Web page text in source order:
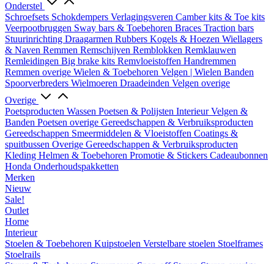
Onderstel
Schroefsets Schokdempers Verlagingsveren Camber kits & Toe kits
Veerpootbruggen Sway bars & Toebehoren Braces Traction bars
Stuurinrichting Draagarmen Rubbers Kogels & Hoezen Wiellagers
& Naven Remmen Remschijven Remblokken Remklauwen
Remleidingen Big brake kits Remvloeistoffen Handremmen
Remmen overige Wielen & Toebehoren Velgen | Wielen Banden
Spoorverbreders Wielmoeren Draadeinden Velgen overige
Overige
Poetsproducten Wassen Poetsen & Polijsten InterieurVelgen &
Banden Poetsen overige Gereedschappen & Verbruiksproducten
Gereedschappen Smeermiddelen & Vloeistoffen Coatings &
spuitbussen Overige Gereedschappen & Verbruiksproducten
Kleding Helmen & Toebehoren Promotie & Stickers Cadeaubonnen
Honda Onderhoudspakketten
Merken
Nieuw
Sale!
Outlet
Home
Interieur
Stoelen & Toebehoren Kuipstoelen Verstelbare stoelen Stoelframes
Stoelrails